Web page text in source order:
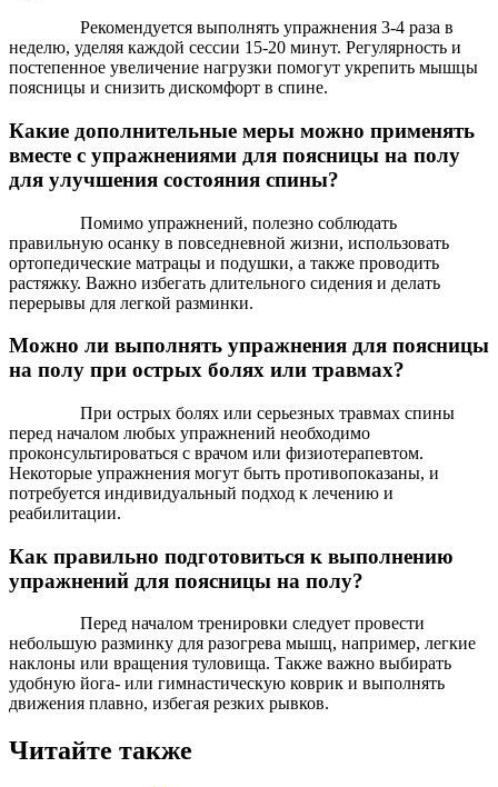
Рекомендуется выполнять упражнения 3-4 раза в
неделю, уделяя каждой сессии 15-20 минут. Регулярность и
постепенное увеличение нагрузки помогут укрепить мышцы
поясницы и снизить дискомфорт в спине.
Какие дополнительные меры можно применять
вместе с упражнениями для поясницы на полу
для улучшения состояния спины?
Помимо упражнений, полезно соблюдать
правильную осанку в повседневной жизни, использовать
ортопедические матрацы и подушки, а также проводить
растяжку. Важно избегать длительного сидения и делать
перерывы для легкой разминки.
Можно ли выполнять упражнения для поясницы
на полу при острых болях или травмах?
При острых болях или серьезных травмах спины
перед началом любых упражнений необходимо
проконсультироваться с врачом или физиотерапевтом.
Некоторые упражнения могут быть противопоказаны, и
потребуется индивидуальный подход к лечению и
реабилитации.
Как правильно подготовиться к выполнению
упражнений для поясницы на полу?
Перед началом тренировки следует провести
небольшую разминку для разогрева мышц, например, легкие
наклоны или вращения туловища. Также важно выбирать
удобную йога- или гимнастическую коврик и выполнять
движения плавно, избегая резких рывков.
Читайте также